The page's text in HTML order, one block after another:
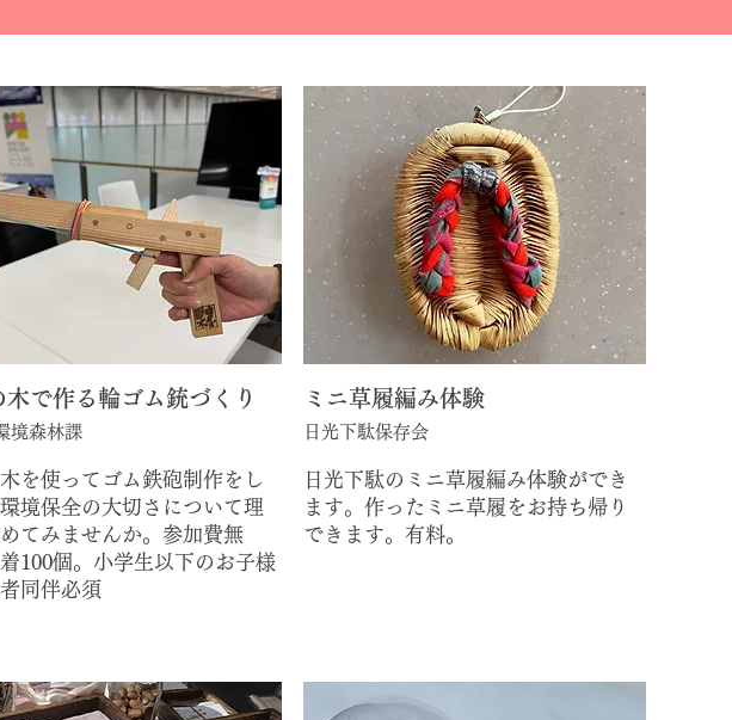
木で作る輪ゴム銃づくり
境森林課
木を使ってゴム鉄砲制作をし
境保全の大切さについて理
てみませんか。参加費無
100個。小学生以下のお子様
同伴必須
ミニ草履編み体験
日光下駄保存会
日光下駄のミニ草履編み体験ができ
ます。作ったミニ草履をお持ち帰り
できます。有料。